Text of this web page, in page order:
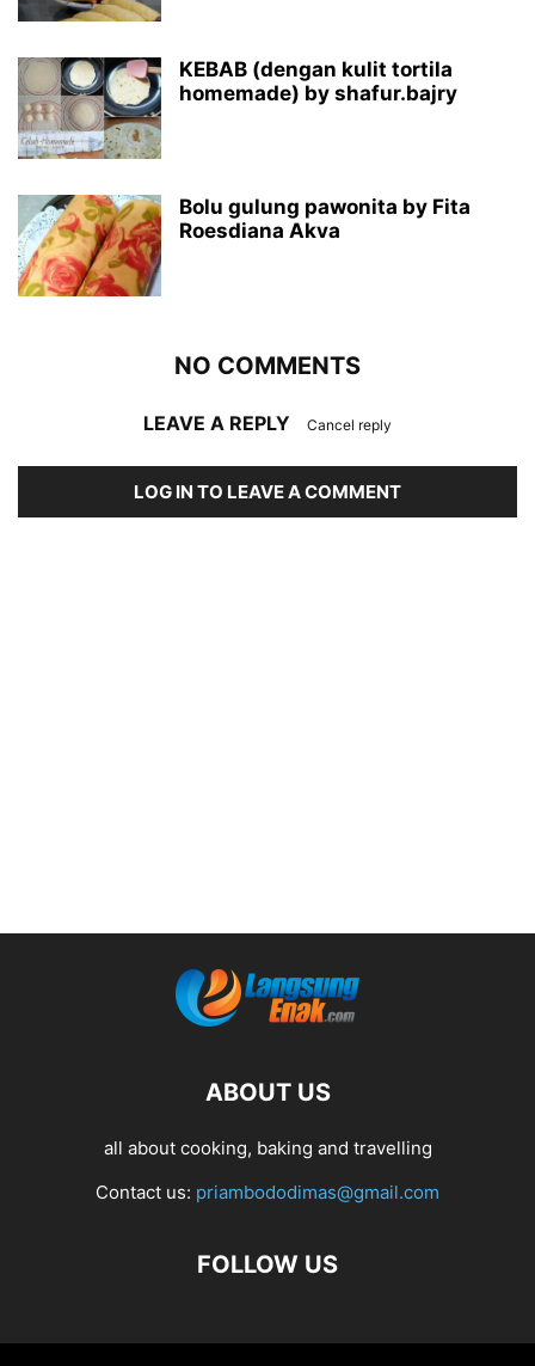
KEBAB (dengan kulit tortila
homemade) by shafur.bajry
Bolu gulung pawonita by Fita
Roesdiana Akva
NO COMMENTS
LEAVE A REPLY Cancel reply
LOG IN TO LEAVE A COMMENT
ABOUT US
all about cooking, baking and travelling
Contact us: priambododimas@gmail.com
FOLLOW US